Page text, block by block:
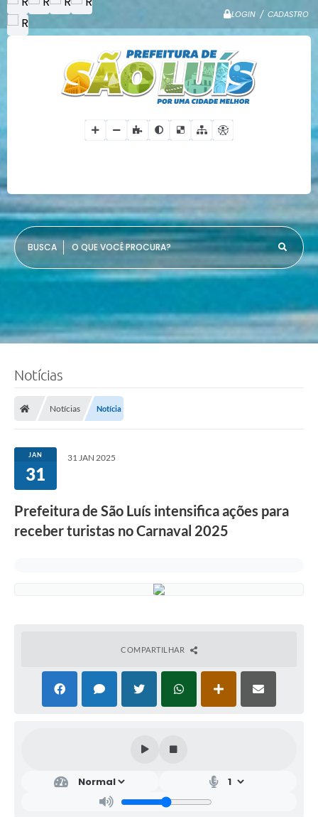
LOGIN / CADASTRO
O QUE VOCÊ PROCURA?
Notícias
Notícias Notícia
JAN
31
31 JAN 2025
Prefeitura de São Luís intensifica ações para
receber turistas no Carnaval 2025
COMPARTILHAR